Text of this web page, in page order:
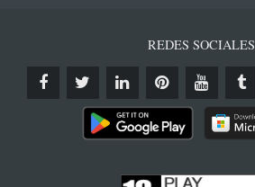
REDES SOCIALES